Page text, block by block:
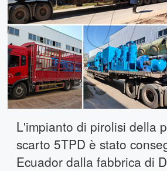
L'impianto di pirolisi della
scarto 5TPD è stato
Ecuador dalla fabbrica di